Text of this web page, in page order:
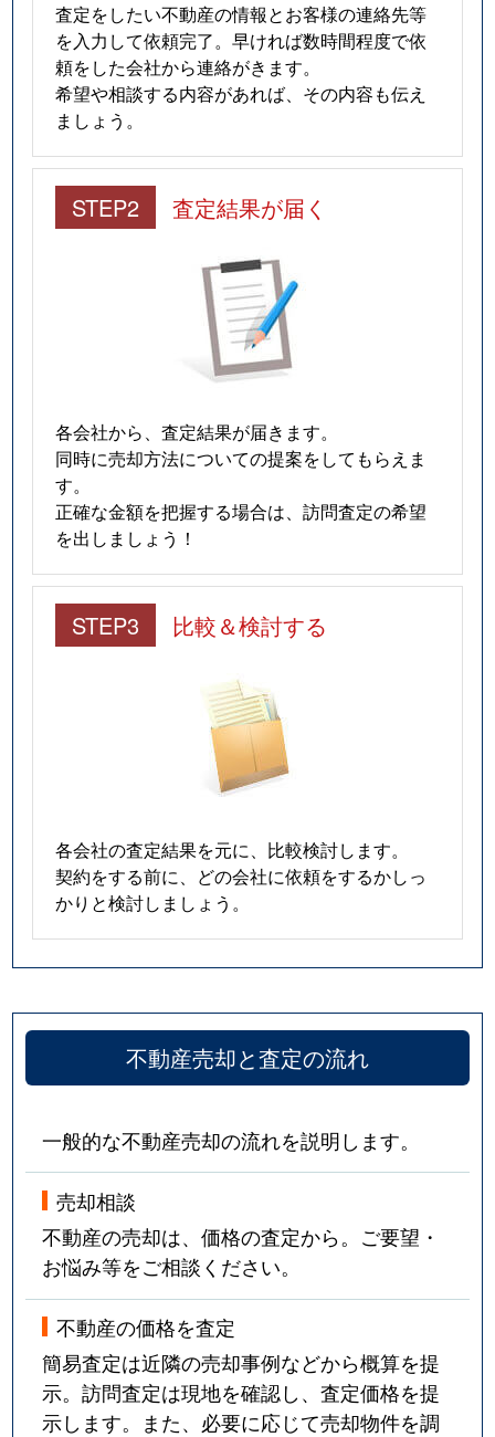
査定をしたい不動産の情報とお客様の連絡先等
を入力して依頼完了。早ければ数時間程度で依
頼をした会社から連絡がきます。
希望や相談する内容があれば、その内容も伝え
ましょう。
STEP2 査定結果が届く
各会社から、査定結果が届きます。
同時に売却方法についての提案をしてもらえま
す。
正確な金額を把握する場合は、訪問査定の希望
を出しましょう！
STEP3 比較＆検討する
各会社の査定結果を元に、比較検討します。
契約をする前に、どの会社に依頼をするかしっ
かりと検討しましょう。
不動産売却と査定の流れ
一般的な不動産売却の流れを説明します。
売却相談
不動産の売却は、価格の査定から。ご要望・
お悩み等をご相談ください。
不動産の価格を査定
簡易査定は近隣の売却事例などから概算を提
示。訪問査定は現地を確認し、査定価格を提
示します。また、必要に応じて売却物件を調